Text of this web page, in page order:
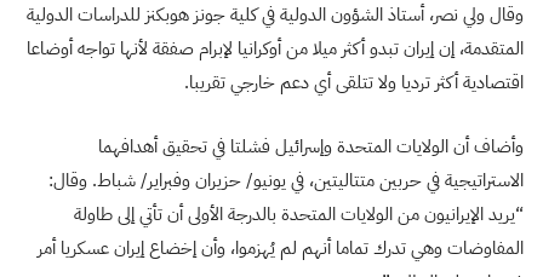
وقال ولي نصر، أستاذ الشؤون الدولية في كلية جونز هوبكنز للدراسات الدولية
المتقدمة، إن إيران تبدو أكثر ميلا من أوكرانيا لإبرام صفقة لأنها تواجه أوضاعا
اقتصادية أكثر ترديا ولا تتلقى أي دعم خارجي تقريبا.
وأضاف أن الولايات المتحدة وإسرائيل فشلتا في تحقيق أهدافهما
الاستراتيجية في حربين متتاليتين، في يونيو/ حزيران وفبراير/ شباط. وقال:
“يريد الإيرانيون من الولايات المتحدة بالدرجة الأولى أن تأتي إلى طاولة
المفاوضات وهي تدرك تماما أنهم لم يُهزموا، وأن إخضاع إيران عسكريا أمر